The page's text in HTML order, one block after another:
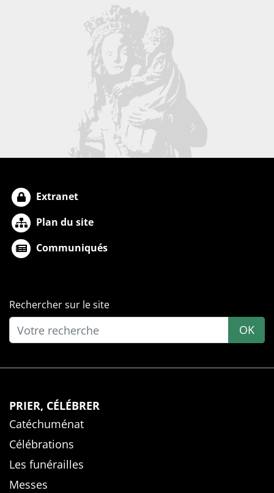
Extranet
Plan du site
Communiqués
Rechercher sur le site
OK
PRIER, CÉLÉBRER
Catéchuménat
Célébrations
Les funérailles
Messes